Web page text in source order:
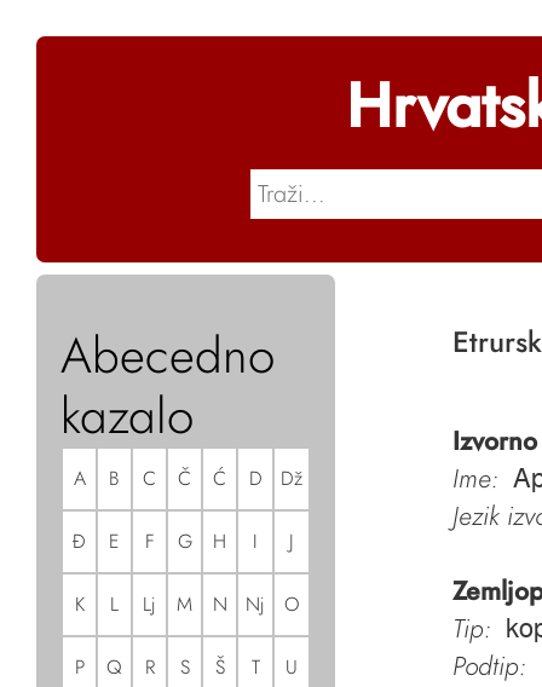
Abecedno
kazalo
A B C Č Ć D Dž
Đ E F G H I J
K L Lj M N Nj O
P Q R S Š T U
Ime:
Jezik
Tip:
Podtip: